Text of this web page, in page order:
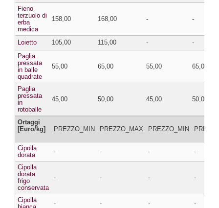
Fieno
terzuolo di
erba
medica
158,00 168,00 - -
Loietto 105,00 115,00 -
-
Paglia
pressata
in balle
quadrate
55,00 65,00 55,00 65,00
Paglia
pressata
in
rotoballe
45,00 50,00 45,00 50,00
Ortaggi
[Euro/kg]
PREZZO_MIN PREZZO_MAX PREZZO_MIN
Cipolla
dorata
- - - -
Cipolla
dorata
frigo
conservata
- - - -
Cipolla
- - - -